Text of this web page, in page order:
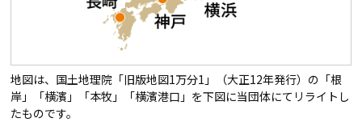
地図は、国土地理院「旧版地図1万分1」（大正12年発行）の「根
岸」「横濱」「本牧」「横濱港口」を下図に当団体にてリライトし
たものです。